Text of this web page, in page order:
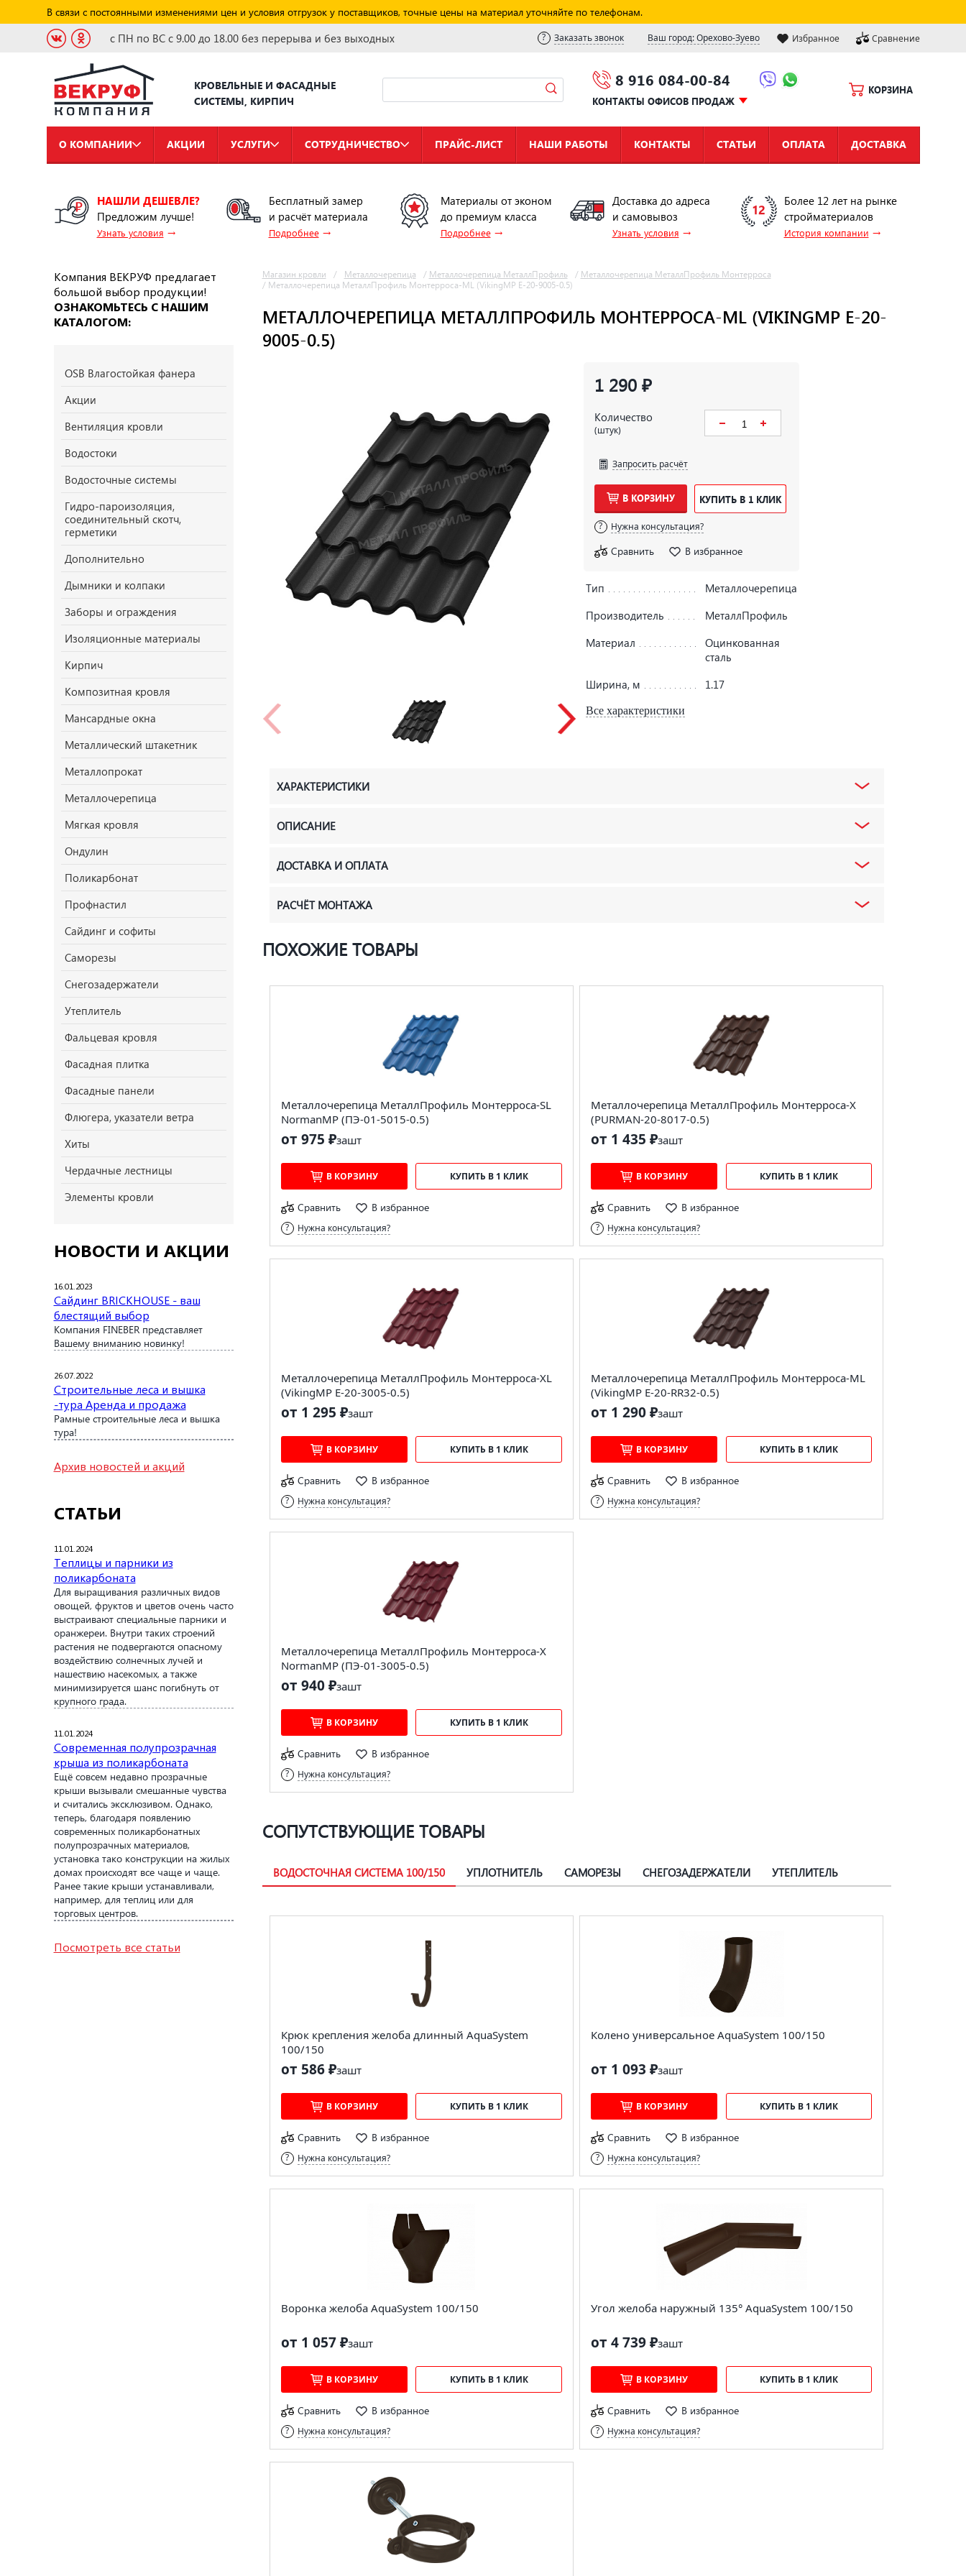
В связи с постоянными изменениями цен и условия отгрузок у поставщиков, точные цены на материал уточняйте по телефонам.
с ПН по ВС с 9.00 до 18.00 без перерыва и без выходных Заказать звонок Ваш город: Орехово-Зуево Избранное Сравнение
КРОВЕЛЬНЫЕ И ФАСАДНЫЕ
СИСТЕМЫ, КИРПИЧ
8 916 084-00-84
КОНТАКТЫ ОФИСОВ ПРОДАЖ
КОРЗИНА
О КОМПАНИИ АКЦИИ УСЛУГИ СОТРУДНИЧЕСТВО ПРАЙС-ЛИСТ НАШИ РАБОТЫ КОНТАКТЫ СТАТЬИ ОПЛАТА ДОСТАВКА
НАШЛИ ДЕШЕВЛЕ?
Предложим лучше!
Узнать условия →
Бесплатный замер
и расчёт материала
Подробнее→
Материалы от эконом
до премиум класса
Подробнее→
Доставка до адреса
и самовывоз
Узнать условия →
Более 12 лет на рынке
стройматериалов
История компании →
Компания ВЕКРУФ предлагает
большой выбор продукции!
ОЗНАКОМЬТЕСЬ С НАШИМ
КАТАЛОГОМ:
OSB Влагостойкая фанера
Акции
Вентиляция кровли
Водостоки
Водосточные системы
Гидро-пароизоляция,
соединительный скотч,
герметики
Дополнительно
Дымники и колпаки
Заборы и ограждения
Изоляционные материалы
Кирпич
Композитная кровля
Мансардные окна
Металлический штакетник
Металлопрокат
Металлочерепица
Мягкая кровля
Ондулин
Поликарбонат
Профнастил
Сайдинг и софиты
Саморезы
Снегозадержатели
Утеплитель
Фальцевая кровля
Фасадная плитка
Фасадные панели
Флюгера, указатели ветра
Хиты
Чердачные лестницы
Элементы кровли
НОВОСТИ И АКЦИИ
16.01.2023
Сайдинг BRICKHOUSE - ваш
блестящий выбор
Компания FINEBER представляет
Вашему вниманию новинку!
26.07.2022
Строительные леса и вышка
-тура Аренда и продажа
Рамные строительные леса и вышка
тура!
Архив новостей и акций
СТАТЬИ
11.01.2024
Теплицы и парники из
поликарбоната
Для выращивания различных видов
овощей, фруктов и цветов очень часто
выстраивают специальные парники и
оранжереи. Внутри таких строений
растения не подвергаются опасному
воздействию солнечных лучей и
нашествию насекомых, а также
минимизируется шанс погибнуть от
крупного града.
11.01.2024
Современная полупрозрачная
крыша из поликарбоната
Ещё совсем недавно прозрачные
крыши вызывали смешанные чувства
и считались эксклюзивом. Однако,
теперь, благодаря появлению
современных поликарбонатных
полупрозрачных материалов,
установка тако конструкции на жилых
домах происходят все чаще и чаще.
Ранее такие крыши устанавливали,
например, для теплиц или для
торговых центров.
Посмотреть все статьи
Магазин кровли / Металлочерепица / Металлочерепица МеталлПрофиль / Металлочерепица МеталлПрофиль Монтерроса
/ Металлочерепица МеталлПрофиль Монтерроса-ML (VikingMP E-20-9005-0.5)
МЕТАЛЛОЧЕРЕПИЦА МЕТАЛЛПРОФИЛЬ МОНТЕРРОСА-ML (VIKINGMP E-20-
9005-0.5)
1 290 ₽
Количество
(штук)
Запросить расчёт
В КОРЗИНУ КУПИТЬ В 1 КЛИК
Нужна консультация?
Сравнить В избранное
Тип
Металлочерепица
Производитель
МеталлПрофиль
Материал
Оцинкованная
сталь
Ширина, м
1.17
Все характеристики
ХАРАКТЕРИСТИКИ
ОПИСАНИЕ
ДОСТАВКА И ОПЛАТА
РАСЧЁТ МОНТАЖА
ПОХОЖИЕ ТОВАРЫ
Металлочерепица МеталлПрофиль Монтерроса-SL
NormanMP (ПЭ-01-5015-0.5)
от 975 ₽зашт
В КОРЗИНУ КУПИТЬ В 1 КЛИК
Сравнить В избранное
Нужна консультация?
Металлочерепица МеталлПрофиль Монтерроса-X
(PURMAN-20-8017-0.5)
от 1 435 ₽зашт
В КОРЗИНУ КУПИТЬ В 1 КЛИК
Сравнить В избранное
Нужна консультация?
Металлочерепица МеталлПрофиль Монтерроса-XL
(VikingMP E-20-3005-0.5)
от 1 295 ₽зашт
В КОРЗИНУ КУПИТЬ В 1 КЛИК
Сравнить В избранное
Нужна консультация?
Металлочерепица МеталлПрофиль Монтерроса-ML
(VikingMP E-20-RR32-0.5)
от 1 290 ₽зашт
В КОРЗИНУ КУПИТЬ В 1 КЛИК
Сравнить В избранное
Нужна консультация?
Металлочерепица МеталлПрофиль Монтерроса-X
NormanMP (ПЭ-01-3005-0.5)
от 940 ₽зашт
В КОРЗИНУ КУПИТЬ В 1 КЛИК
Сравнить В избранное
Нужна консультация?
СОПУТСТВУЮЩИЕ ТОВАРЫ
ВОДОСТОЧНАЯ СИСТЕМА 100/150 УПЛОТНИТЕЛЬ САМОРЕЗЫ СНЕГОЗАДЕРЖАТЕЛИ УТЕПЛИТЕЛЬ
Крюк крепления желоба длинный AquaSystem
100/150
от 586 ₽зашт
В КОРЗИНУ КУПИТЬ В 1 КЛИК
Сравнить В избранное
Нужна консультация?
Колено универсальное AquaSystem 100/150
от 1 093 ₽зашт
В КОРЗИНУ КУПИТЬ В 1 КЛИК
Сравнить В избранное
Нужна консультация?
Воронка желоба AquaSystem 100/150
от 1 057 ₽зашт
В КОРЗИНУ КУПИТЬ В 1 КЛИК
Сравнить В избранное
Нужна консультация?
Угол желоба наружный 135° AquaSystem 100/150
от 4 739 ₽зашт
В КОРЗИНУ КУПИТЬ В 1 КЛИК
Сравнить В избранное
Нужна консультация?